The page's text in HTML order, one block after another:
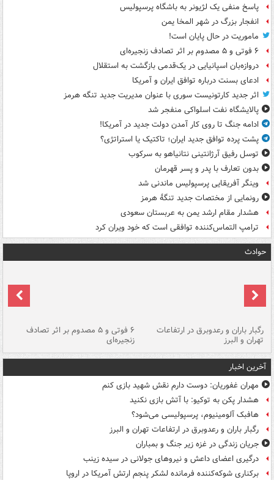
پاسخ منفی یک لژیونر به باشگاه پرسپولیس
انفجار بزرگ در شهر المخا یمن
ماموریت در حال پایان است!
۶ فوتی و ۵ مصدوم بر اثر تصادف زنجیره‌ای
دروازه‌بان اسپانیایی در یک‌قدمی بازگشت به استقلال
ادعای بسنت درباره توافق ایران و آمریکا
اثر جدید کارتونیست سوری با عنوان مدیریت جدید تنگه هرمز
پالایشگاه نفت اسلواکی منفجر شد
ادامه جنگ تا روی کار آمدن دولت جدید در آمریکا!
پشت پرده توافق جدید ایران؛ تاکتیک یا استراتژی؟
توسل رفیق آرژانتینی نتانیاهو به سرکوب
بدون تعارف با پدر و پسر قهرمان
وینگر آفریقایی پرسپولیس ماندنی شد
رونمایی از مختصات جدید تنگۀ هرمز
هشدار مقام ارشد یمن به عربستان سعودی
ترامپ التماس‌کننده توافقی است که خود ویران کرد
حوادث
رگبار باران و رعدوبرق در ارتفاعات
تهران و البرز
۶ فوتی و ۵ مصدوم بر اثر تصادف
زنجیره‌ای
آخرین اخبار
مهران غفوریان: دوست دارم نقش شهید بازی کنم
هشدار پکن به توکیو: با آتش بازی نکنید
هافبک آلومینیوم، پرسپولیسی می‌شود؟
رگبار باران و رعدوبرق در ارتفاعات تهران و البرز
جریان زندگی در غزه زیر جنگ و بمباران
درگیری اعضای داعش و نیروهای جولانی در سیده زینب
برکناری شوکه‌کننده فرمانده لشکر پنجم ارتش آمریکا در اروپا